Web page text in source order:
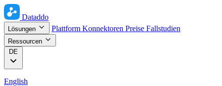
Dataddo
Lösungen Plattform Konnektoren Preise Fallstudien
Ressourcen
DE
English